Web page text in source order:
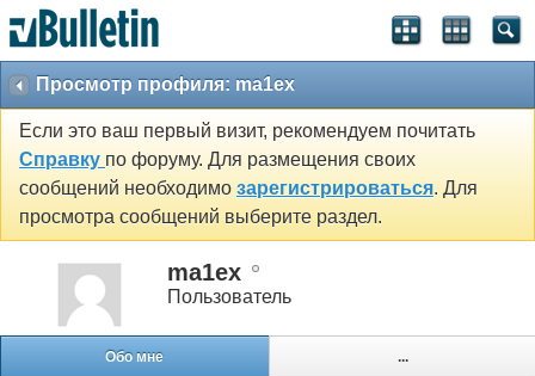
Просмотр профиля: ma1ex
Если это ваш первый визит, рекомендуем почитать
Справку по форуму. Для размещения своих
сообщений необходимо зарегистрироваться. Для
просмотра сообщений выберите раздел.
ma1ex
Пользователь
Обо мне ...